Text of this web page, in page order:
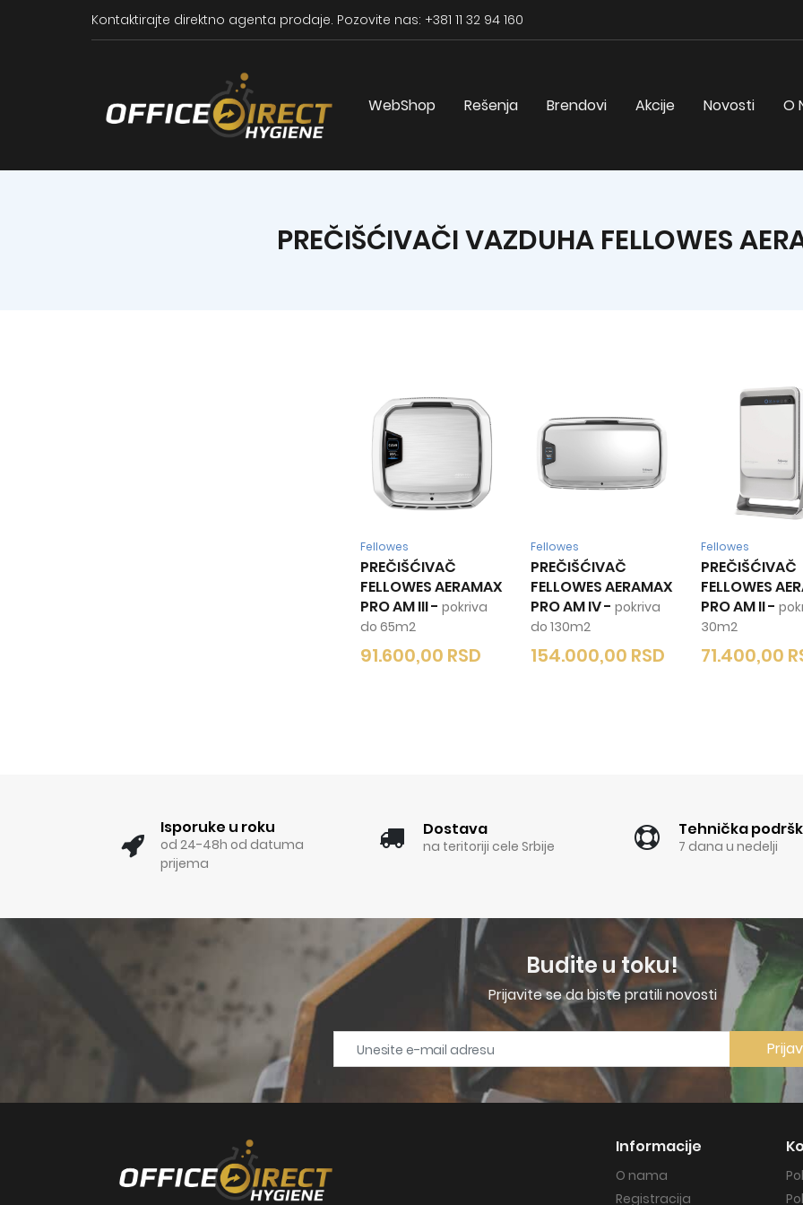
Kontaktirajte direktno agenta prodaje. Pozovite nas: +381 11 32 94 160
WebShop Rešenja Brendovi Akcije Novosti O
PREČIŠĆIVAČI VAZDUHA FELLOWES
Fellowes
PREČIŠĆIVAČ
FELLOWES AERAMAX
PRO AM III- pokriva
do 65m2
91.600,00 RSD
Fellowes
PREČIŠĆIVAČ
FELLOWES AERAMAX
PRO AM IV- pokriva
do 130m2
154.000,00 RSD
Fellowes
PREČIŠĆIVAČ
FELLOWES
PRO AM II-
30m2
71.400,00
Isporuke u roku
od 24-48h od datuma
prijema
Dostava
na teritoriji cele Srbije
Tehnička
7 dana u nedelji
Budite u toku!
Prijavite se da biste pratili novosti
Informacije
O nama
Registracija